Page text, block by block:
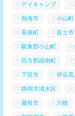
デイキャンプ
熱海市 小山町
長泉町 富士市
駿東郡小山町
田方郡函南町
下田市 伊豆
静岡市清水区
藤枝市 川根